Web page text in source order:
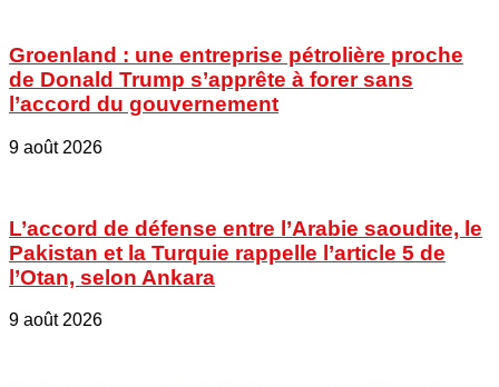
Groenland : une entreprise pétrolière proche
de Donald Trump s’apprête à forer sans
l’accord du gouvernement
9 août 2026
L’accord de défense entre l’Arabie saoudite, le
Pakistan et la Turquie rappelle l’article 5 de
l’Otan, selon Ankara
9 août 2026